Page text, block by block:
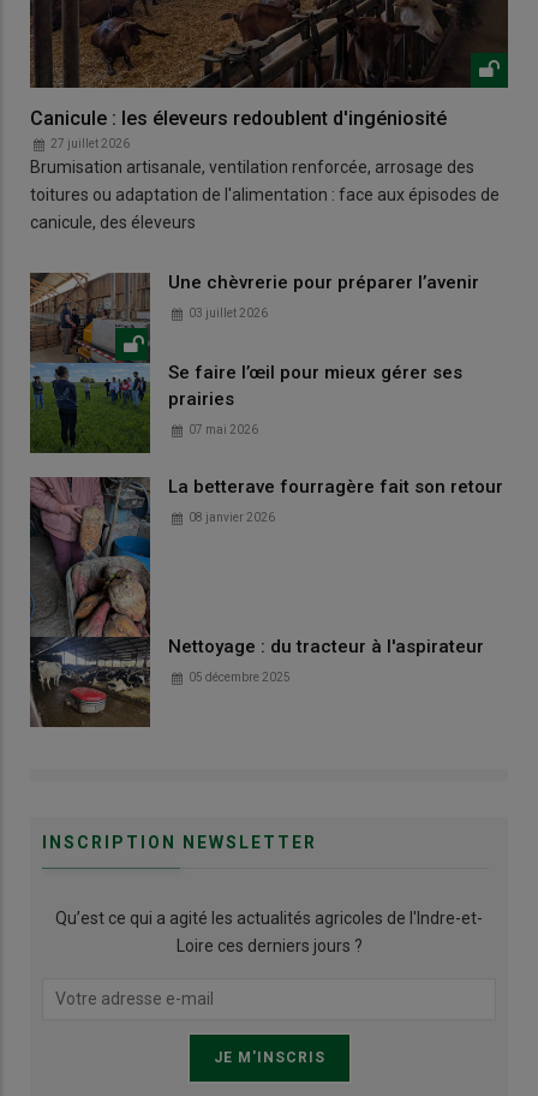
Canicule : les éleveurs redoublent d'ingéniosité
27 juillet 2026
Brumisation artisanale, ventilation renforcée, arrosage des
toitures ou adaptation de l'alimentation : face aux épisodes de
canicule, des éleveurs
Une chèvrerie pour préparer l’avenir
03 juillet 2026
Se faire l’œil pour mieux gérer ses
prairies
07 mai 2026
La betterave fourragère fait son retour
08 janvier 2026
Nettoyage : du tracteur à l'aspirateur
05 décembre 2025
INSCRIPTION NEWSLETTER
Qu’est ce qui a agité les actualités agricoles de l'Indre-et-
Loire ces derniers jours ?